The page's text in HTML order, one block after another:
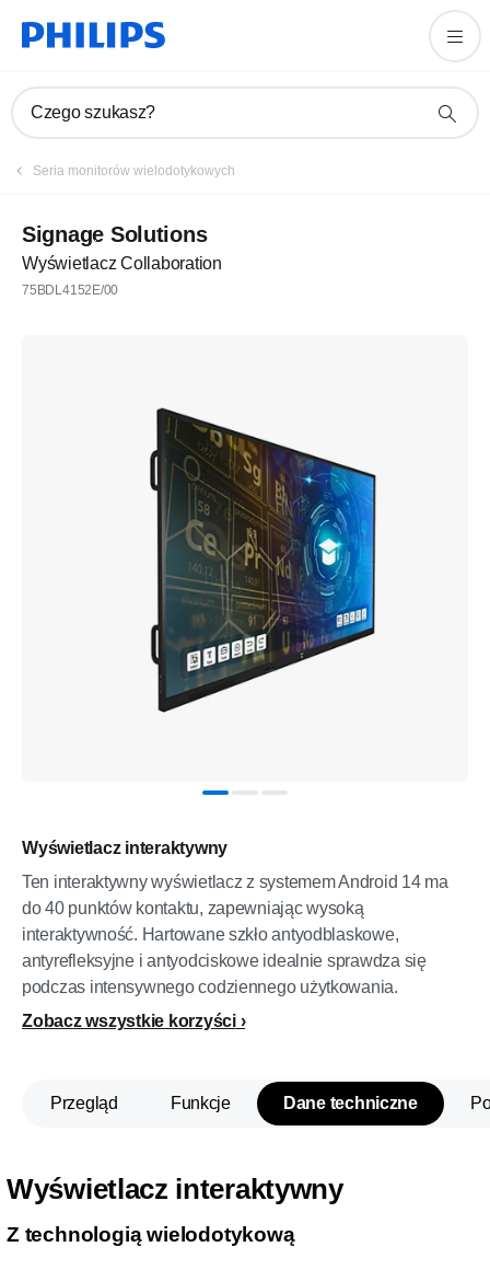
Czego szukasz?
Seria monitorów wielodotykowych
Signage Solutions
Wyświetlacz Collaboration
75BDL4152E/00
Wyświetlacz interaktywny
Ten interaktywny wyświetlacz z systemem Android 14 ma
do 40 punktów kontaktu, zapewniając wysoką
interaktywność. Hartowane szkło antyodblaskowe,
antyrefleksyjne i antyodciskowe idealnie sprawdza się
podczas intensywnego codziennego użytkowania.
Zobacz wszystkie korzyści
Przegląd Funkcje Dane techniczne
Wyświetlacz interaktywny
Z technologią wielodotykową